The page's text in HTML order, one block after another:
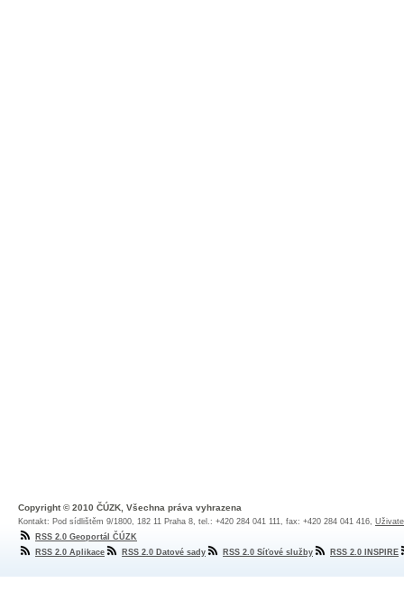
Copyright © 2010 ČÚZK, Všechna práva vyhrazena
Kontakt: Pod sídlištěm 9/1800, 182 11 Praha 8, tel.: +420 284 041 111, fax: +420 284 041 416,
RSS 2.0 Geoportál ČÚZK
RSS 2.0 Aplikace
RSS 2.0 Datové sady RSS 2.0 Síťové služby RSS 2.0 INSPIRE